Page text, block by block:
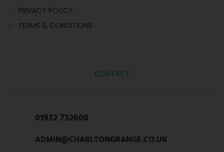
PRIVACY POLICY
TERMS & CONDITIONS
CONTACT
01932 732600
ADMIN@CHARLTONGRANGE.CO.UK